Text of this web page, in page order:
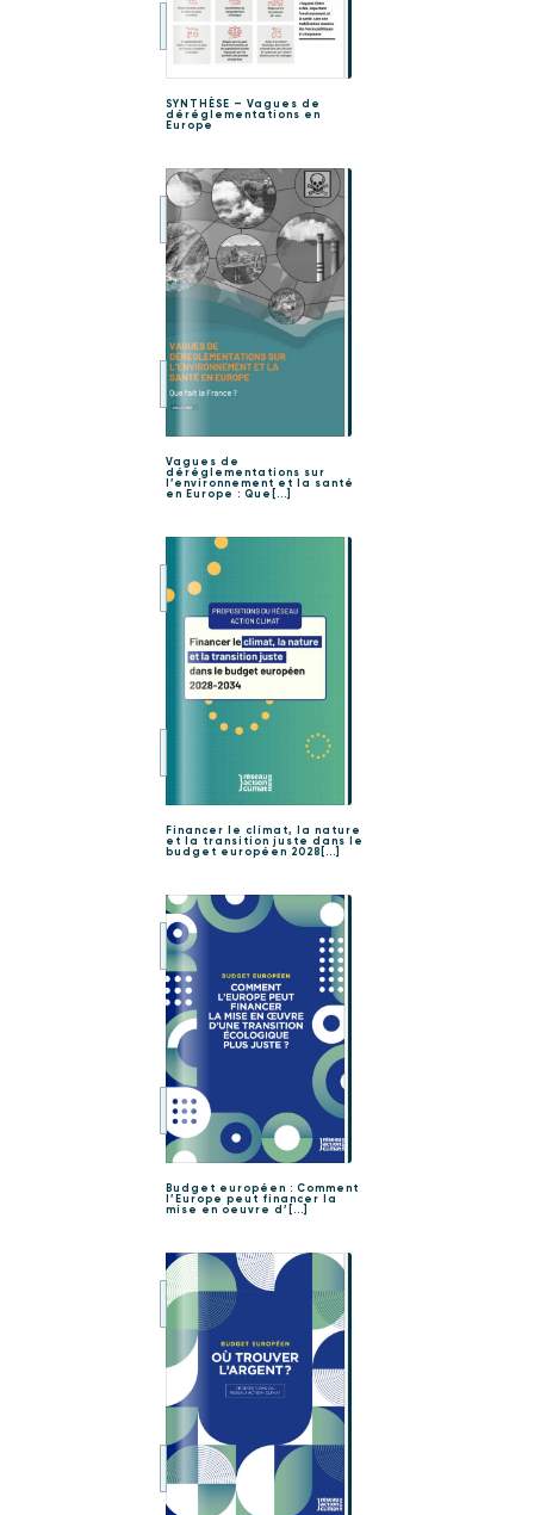
SYNTHÈSE – Vagues de
déréglementations en
Europe
Vagues de
déréglementations sur
l’environnement et la santé
en Europe : Que[...]
Financer le climat, la nature
et la transition juste dans le
budget européen 2028[...]
Budget européen : Comment
l’Europe peut financer la
mise en oeuvre d’[...]